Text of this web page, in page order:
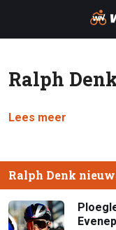
Ralph
Lees meer
Ralph Denk